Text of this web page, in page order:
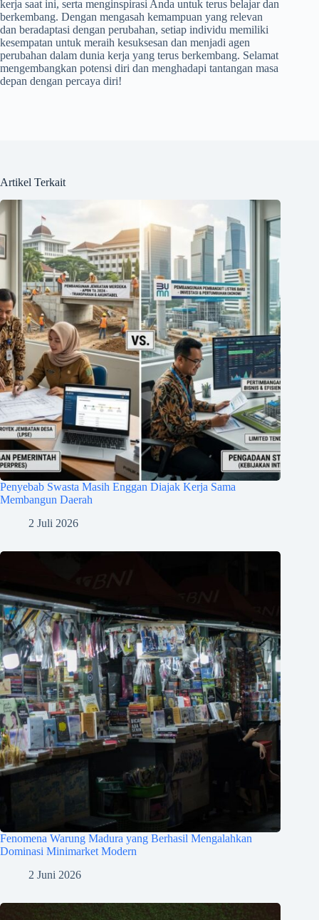
kerja saat ini, serta menginspirasi Anda untuk terus belajar dan
berkembang. Dengan mengasah kemampuan yang relevan
dan beradaptasi dengan perubahan, setiap individu memiliki
kesempatan untuk meraih kesuksesan dan menjadi agen
perubahan dalam dunia kerja yang terus berkembang. Selamat
mengembangkan potensi diri dan menghadapi tantangan masa
depan dengan percaya diri!
Artikel Terkait
Penyebab Swasta Masih Enggan Diajak Kerja Sama
Membangun Daerah
2 Juli 2026
Fenomena Warung Madura yang Berhasil Mengalahkan
Dominasi Minimarket Modern
2 Juni 2026